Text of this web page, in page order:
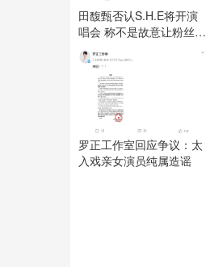
田馥甄否认S.H.E将开演
唱会 称不是故意让粉丝失
望
罗正工作室回应争议：太
入戏亲女演员纯属造谣